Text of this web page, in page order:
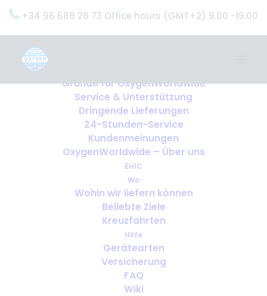
+34 96 688 28 73 Office hours (GMT+2) 9.00 -19.00
Gründe für OxygenWorldwide
Service & Unterstützung
Dringende Lieferungen
24-Stunden-Service
Kundenmeinungen
OxygenWorldwide – Über uns
EHIC
Wo
Wohin wir liefern können
Beliebte Ziele
Kreuzfahrten
Hilfe
Gerätearten
Versicherung
FAQ
Wiki
Reisen mit Bronchiektasen: Wie Sie
eine sichere und komfortable Reise
mit Sauerstoff planen